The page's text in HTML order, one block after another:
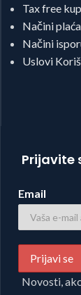
Tax free
Načini
Načini
Uslovi
Prijavite
Email
Novosti,